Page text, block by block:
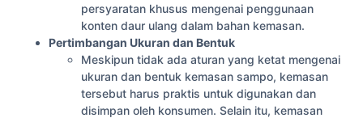
persyaratan khusus mengenai penggunaan
konten daur ulang dalam bahan kemasan.
Pertimbangan Ukuran dan Bentuk
Meskipun tidak ada aturan yang ketat mengenai
ukuran dan bentuk kemasan sampo, kemasan
tersebut harus praktis untuk digunakan dan
disimpan oleh konsumen. Selain itu, kemasan